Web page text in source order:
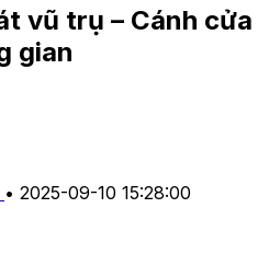
vũ trụ – Cánh cửa
gian
• 2025-09-10 15:28:00